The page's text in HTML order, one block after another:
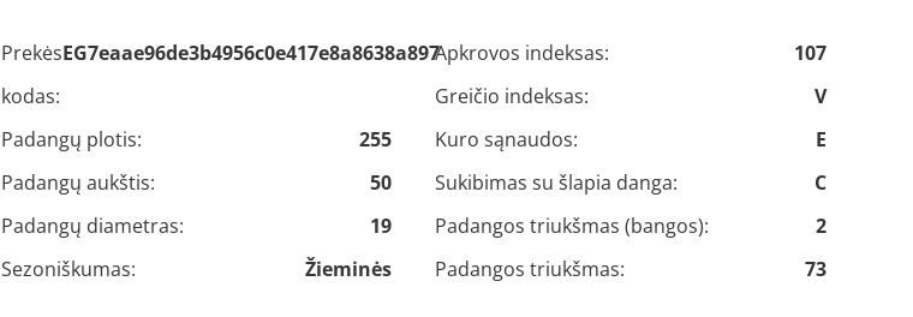
Prekės
kodas:
EG7eaae96de3b4956c0e417e8a8638a897
Padangų plotis:
255
Padangų aukštis:
50
Padangų diametras:
19
Sezoniškumas:
Žieminės
Apkrovos indeksas:
107
Greičio indeksas:
V
Kuro sąnaudos:
E
Sukibimas su šlapia danga:
C
Padangos triukšmas (bangos):
2
Padangos triukšmas:
73